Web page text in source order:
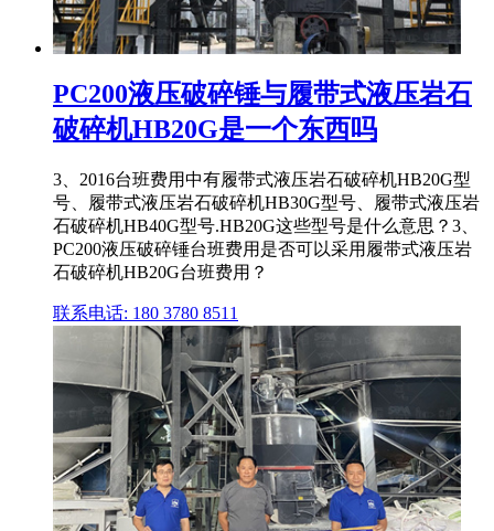
PC200液压破碎锤与履带式液压岩石
破碎机HB20G是一个东西吗
3、2016台班费用中有履带式液压岩石破碎机HB20G型
号、履带式液压岩石破碎机HB30G型号、履带式液压岩
石破碎机HB40G型号.HB20G这些型号是什么意思？3、
PC200液压破碎锤台班费用是否可以采用履带式液压岩
石破碎机HB20G台班费用？
联系电话: 180 3780 8511